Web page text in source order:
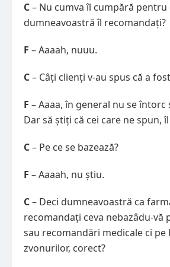
C– Nu cumva îl cumpără pentru
dumneavoastră îl recomandați?
F – Aaaah, nuuu.
C– Câți clienți v-au spus că a
F – Aaaa, în general nu se întorc
Dar să știți că cei care ne spun,
C– Pe ce se bazează?
F – Aaaah, nu știu.
C– Deci dumneavoastră ca
recomandați ceva nebazâdu-vă
sau recomandări medicale ci pe
zvonurilor, corect?